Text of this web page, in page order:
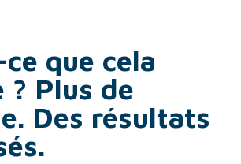
ce que cela
? Plus de
Des résultats